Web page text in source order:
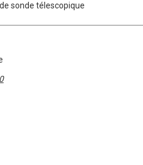
sonde télescopique